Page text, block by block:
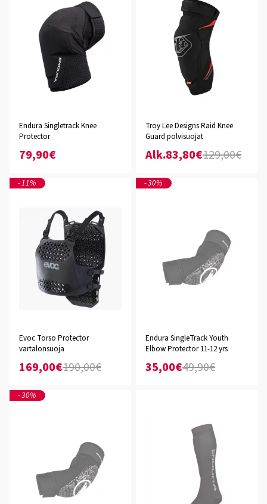
Endura Singletrack Knee
Protector
79,90€
Troy Lee Designs Raid Knee
Guard polvisuojat
Alk.83,80€129,00€
-11%
Evoc Torso Protector
vartalonsuoja
169,00€190,00€
-30%
Endura SingleTrack Youth
Elbow Protector 11-12 yrs
35,00€49,90€
-30%